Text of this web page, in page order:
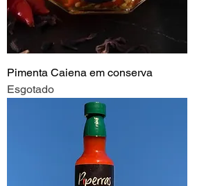
Pimenta Caiena em conserva
Esgotado